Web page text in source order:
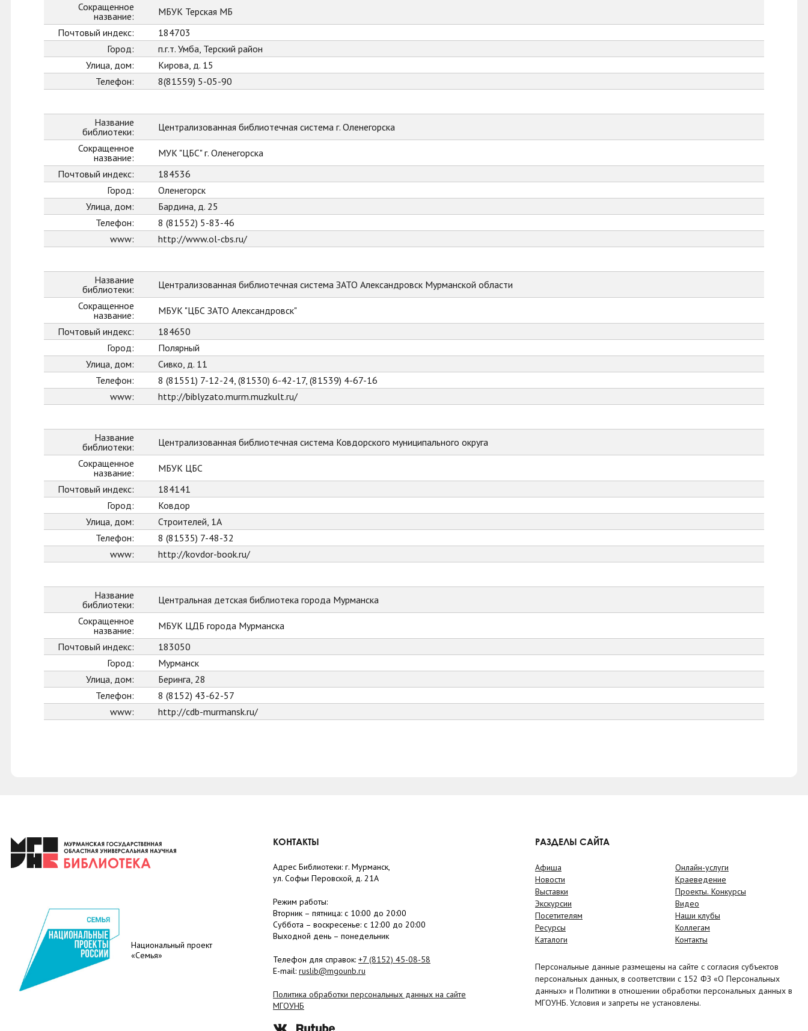
Сокращенное
название:
МБУК Терская МБ
Почтовый индекс:
184703
Город:
п.г.т. Умба, Терский район
Улица, дом:
Кирова, д. 15
Телефон:
8(81559) 5-05-90
Название
библиотеки:
Централизованная библиотечная система г. Оленегорска
Сокращенное
название:
МУК "ЦБС" г. Оленегорска
Почтовый индекс:
184536
Город:
Оленегорск
Улица, дом:
Бардина, д. 25
Телефон:
8 (81552) 5-83-46
www:
http://www.ol-cbs.ru/
Название
библиотеки:
Централизованная библиотечная система ЗАТО Александровск Мурманской области
Сокращенное
название:
МБУК "ЦБС ЗАТО Александровск"
Почтовый индекс:
184650
Город:
Полярный
Улица, дом:
Сивко, д. 11
Телефон:
8 (81551) 7-12-24, (81530) 6-42-17, (81539) 4-67-16
www:
http://biblyzato.murm.muzkult.ru/
Название
библиотеки:
Централизованная библиотечная система Ковдорского муниципального округа
Сокращенное
название:
МБУК ЦБС
Почтовый индекс:
184141
Город:
Ковдор
Улица, дом:
Строителей, 1А
Телефон:
8 (81535) 7-48-32
www:
http://kovdor-book.ru/
Название
библиотеки:
Центральная детская библиотека города Мурманска
Сокращенное
название:
МБУК ЦДБ города Мурманска
Почтовый индекс:
183050
Город:
Мурманск
Улица, дом:
Беринга, 28
Телефон:
8 (8152) 43-62-57
www:
http://cdb-murmansk.ru/
Национальный проект
«Семья»
КОНТАКТЫ
Адрес Библиотеки: г. Мурманск,
ул. Софьи Перовской, д. 21А
Режим работы:
Вторник – пятница: с 10:00 до 20:00
Суббота – воскресенье: c 12:00 до 20:00
Выходной день – понедельник
Телефон для справок: +7 (8152) 45-08-58
E-mail: ruslib@mgounb.ru
Политика обработки персональных данных на сайте
МГОУНБ
РАЗДЕЛЫ САЙТА
Афиша
Новости
Выставки
Экскурсии
Посетителям
Ресурсы
Каталоги
Онлайн-услуги
Краеведение
Проекты. Конкурсы
Видео
Наши клубы
Коллегам
Контакты
Персональные данные размещены на сайте с согласия субъектов
персональных данных, в соответствии с 152 ФЗ «О Персональных
данных» и Политики в отношении обработки персональных данных в
МГОУНБ. Условия и запреты не установлены.